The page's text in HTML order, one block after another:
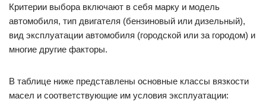
Критерии выбора включают в себя марку и модель
автомобиля, тип двигателя (бензиновый или дизельный),
вид эксплуатации автомобиля (городской или за городом) и
многие другие факторы.
В таблице ниже представлены основные классы вязкости
масел и соответствующие им условия эксплуатации: